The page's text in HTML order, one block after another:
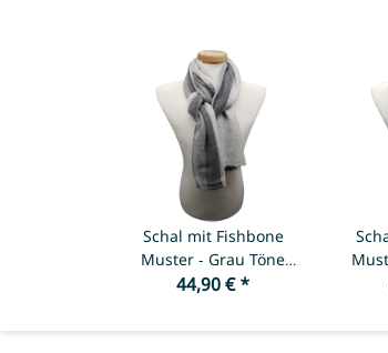
Schal mit Fishbone
Muster - Grau Töne
(ungefärbt), ca. 65 *
44,90 €*